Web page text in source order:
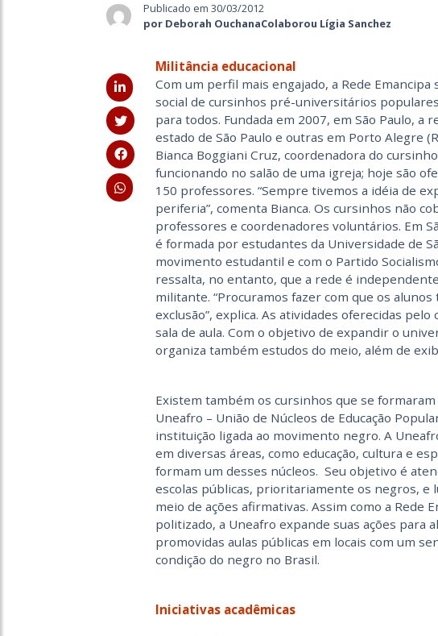
Publicado em 30/03/2012
por Deborah OuchanaColaborou Lígia Sanchez
Militância educacional
Com um perfil mais engajado, a Rede
social de cursinhos pré-universitários
para todos. Fundada em 2007, em São Paulo, a
estado de São Paulo e outras em Porto Alegre
Bianca Boggiani Cruz, coordenadora do
funcionando no salão de uma igreja; hoje são
150 professores. “Sempre tivemos a idéia de
periferia”, comenta Bianca. Os cursinhos não
professores e coordenadores voluntários. Em
é formada por estudantes da Universidade de
movimento estudantil e com o Partido
ressalta, no entanto, que a rede é
militante. “Procuramos fazer com que os
exclusão”, explica. As atividades oferecidas
sala de aula. Com o objetivo de expandir o
organiza também estudos do meio, além de
Existem também os cursinhos que se
Uneafro – União de Núcleos de Educação
instituição ligada ao movimento negro. A
em diversas áreas, como educação, cultura e
formam um desses núcleos. Seu objetivo é
escolas públicas, prioritariamente os negros, e
meio de ações afirmativas. Assim como a Rede
politizado, a Uneafro expande suas ações para
promovidas aulas públicas em locais com um
condição do negro no Brasil.
Iniciativas acadêmicas